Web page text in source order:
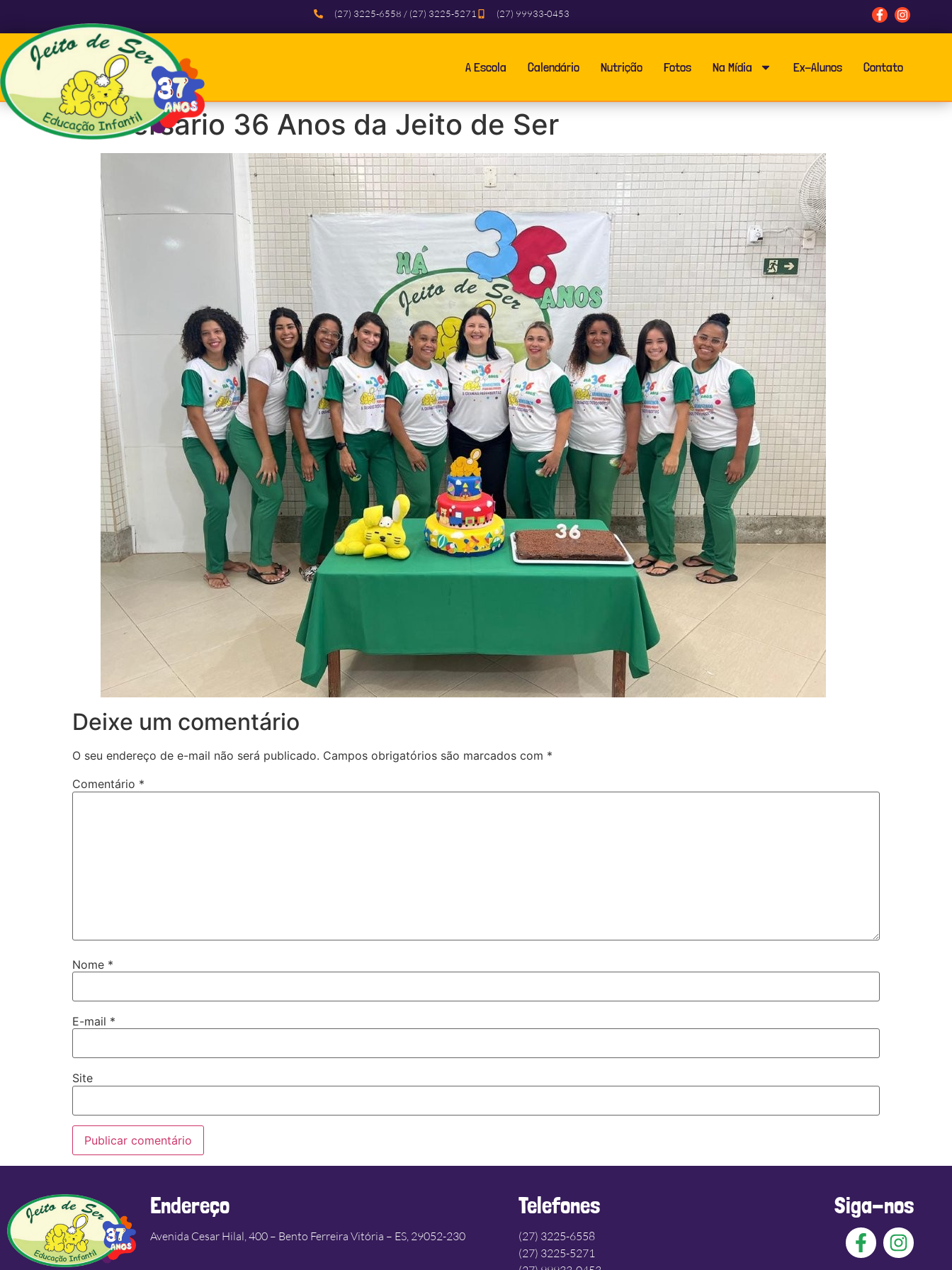
(27) 3225-6558 / (27) 3225-5271 (27) 99933-0453
A Escola Calendário Nutrição Fotos Na Mídia Ex-Alunos Contato
Aniversário 36 Anos da Jeito de Ser
Deixe um comentário
O seu endereço de e-mail não será publicado. Campos obrigatórios são marcados com *
Comentário *
Nome *
E-mail *
Site
Endereço
Avenida Cesar Hilal, 400 – Bento Ferreira Vitória – ES, 29052-230
Telefones
(27) 3225-6558
(27) 3225-5271
Siga-nos